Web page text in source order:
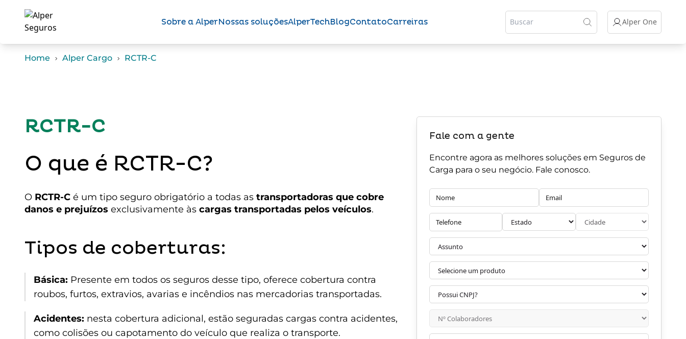
Sobre a AlperNossas soluçõesAlperTechBlogContatoCarreiras Alper One
Home Alper Cargo RCTR-C
RCTR-C
O que é RCTR-C?
O RCTR-C é um tipo seguro obrigatório a todas as transportadoras que cobre
danos e prejuízos exclusivamente às cargas transportadas pelos veículos.
Tipos de coberturas:
Básica: Presente em todos os seguros desse tipo, oferece cobertura contra
roubos, furtos, extravios, avarias e incêndios nas mercadorias transportadas.
Acidentes: nesta cobertura adicional, estão seguradas cargas contra acidentes,
como colisões ou capotamento do veículo que realiza o transporte.
Fale com a gente
Encontre agora as melhores soluções em Seguros de
Carga para o seu negócio. Fale conosco.